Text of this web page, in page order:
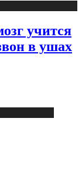
учится
в ушах